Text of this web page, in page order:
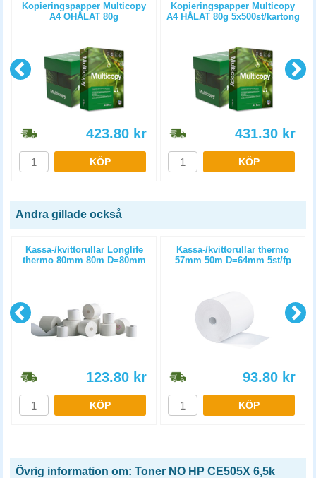
Kopieringspapper Multicopy
A4 OHÅLAT 80g
423.80 kr
KÖP
Kopieringspapper Multicopy
A4 HÅLAT 80g 5x500st/kartong
431.30 kr
KÖP
Andra gillade också
Kassa-/kvittorullar Longlife
thermo 80mm 80m D=80mm
123.80 kr
KÖP
Kassa-/kvittorullar thermo
57mm 50m D=64mm 5st/fp
93.80 kr
KÖP
Övrig information om: Toner NO HP CE505X 6,5k